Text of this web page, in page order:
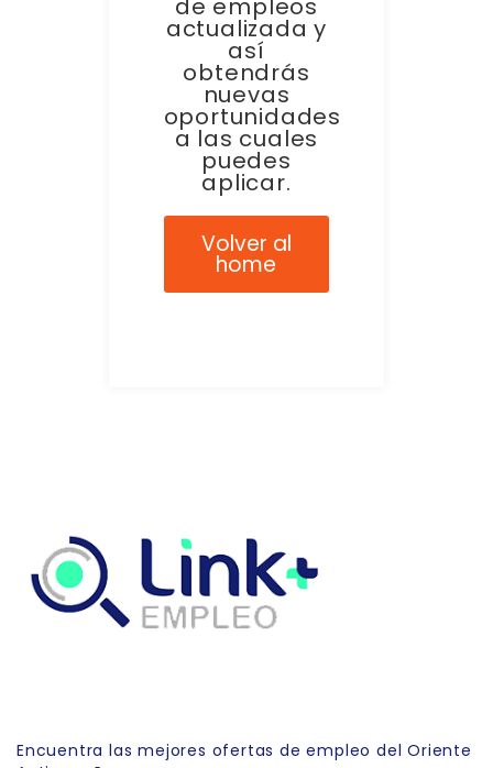
de empleos
actualizada y
así
obtendrás
nuevas
oportunidades
a las cuales
puedes
aplicar.
Volver al
home
Encuentra las mejores ofertas de empleo del Oriente